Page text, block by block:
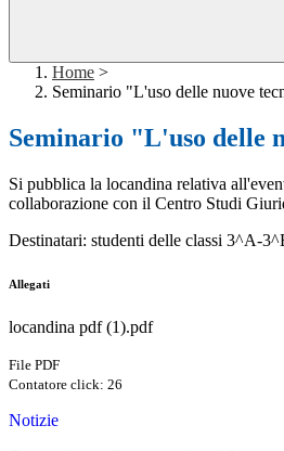
Home >
Seminario "L'uso delle nuove
Seminario "L'uso delle
Si pubblica la locandina relativa
collaborazione con il Centro Studi
Destinatari: studenti delle classi 3^A-
Allegati
locandina pdf (1).pdf
File PDF
Contatore click: 26
Notizie